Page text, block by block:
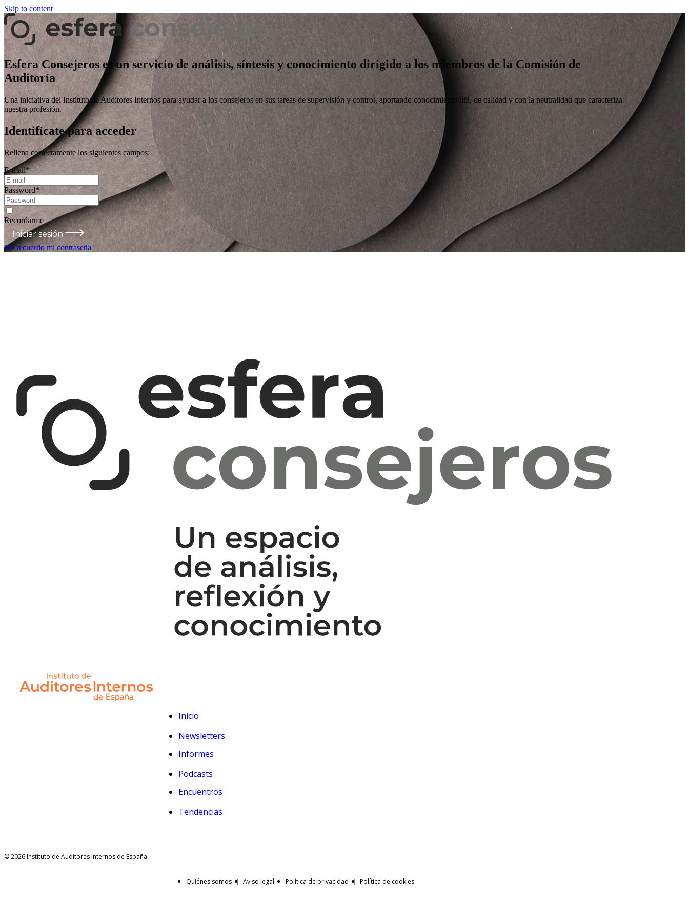
Skip to content
Esfera Consejeros es un servicio de análisis, síntesis y conocimiento dirigido a los miembros de la Comisión de
Auditoría
Una iniciativa del Instituto de Auditores Internos para ayudar a los consejeros en sus tareas de supervisión y control, aportando conocimiento útil, de calidad y con la neutralidad que caracteriza
nuestra profesión.
Identifícate para acceder
Rellena correctamente los siguientes campos:
E-mail*
Password*
Recordarme
Iniciar sesión
No recuerdo mi contraseña
Inicio
Newsletters
Informes
Podcasts
Encuentros
Tendencias
© 2026 Instituto de Auditores Internos de España
Quiénes somos Aviso legal Política de privacidad Política de cookies